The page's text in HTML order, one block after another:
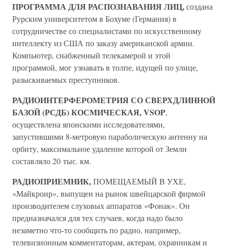
ПРОГРАММА ДЛЯ РАСПОЗНАВАНИЯ ЛИЦ,создана
Рурским университетом в Бохуме (Германия) в
сотрудничестве со специалистами по искусственному
интеллекту из США по заказу американской армии.
Компьютер, снабженный телекамерой и этой
программой, мог узнавать в толпе, идущей по улице,
разыскиваемых преступников.
РАДИОИНТЕРФЕРОМЕТРИЯ СО СВЕРХДЛИННОЙ
БАЗОЙ (РСДБ) КОСМИЧЕСКАЯ, VSOP,
осуществлена японскими исследователями,
запустившими 8-метровую параболическую антенну на
орбиту, максимальное удаление которой от Земли
составляло 20 тыс. км.
РАДИОПРИЕМНИК,ПОМЕЩАЕМЫЙ В УХЕ,
«Майкроир», выпущен на рынок швейцарской фирмой
производителем слуховых аппаратов «Фонак». Он
предназначался для тех случаев, когда надо было
незаметно что-то сообщить по радио, например,
телевизионным комментаторам, актерам, охранникам и